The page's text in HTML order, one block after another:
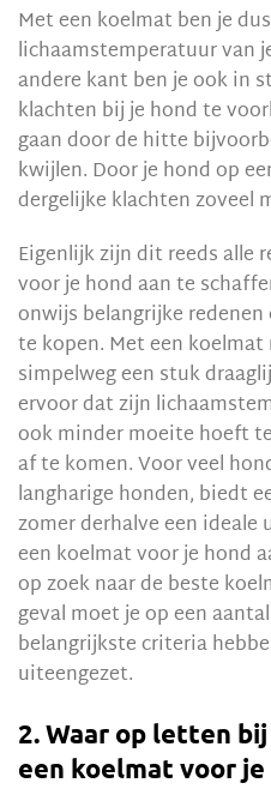
Met een koelmat ben je
lichaamstemperatuur van
andere kant ben je ook in
klachten bij je hond te
gaan door de hitte
kwijlen. Door je hond op
dergelijke klachten zoveel
Eigenlijk zijn dit reeds alle
voor je hond aan te
onwijs belangrijke
te kopen. Met een
simpelweg een stuk
ervoor dat zijn
ook minder moeite hoeft
af te komen. Voor veel
langharige honden, biedt
zomer derhalve een
een koelmat voor je hond
op zoek naar de beste
geval moet je op een
belangrijkste criteria
uiteengezet.
2. Waar op letten
een koelmat voor je